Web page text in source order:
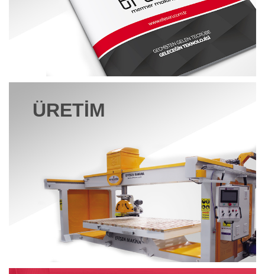
OTOMATIK MERMER PLAKA SILIM
MAKINESI
KÖPRÜ KESIM MAKINESI
ÜRETIM